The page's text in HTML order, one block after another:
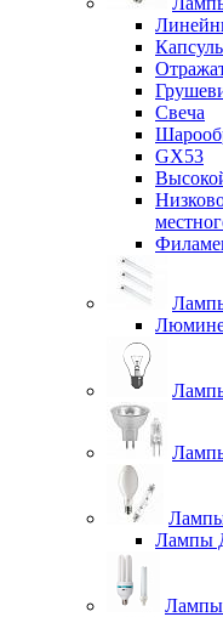
Свеча
GX53
Лампы
Лампы
Лампы